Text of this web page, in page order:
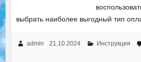
выбрать наиболее выгодный тип
admin 21.10.2024 Инструкция